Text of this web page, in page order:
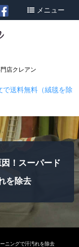
店クレアン
メニュー
送料無料（絨毯を除
！スーパード
を除去
ニングで汗汚れを除去